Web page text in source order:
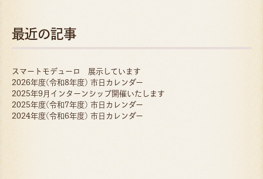
最近の記事
スマートモデューロ 展示しています
2026年度(令和8年度) 市日カレンダー
2025年9月インターンシップ開催いたします
2025年度(令和7年度) 市日カレンダー
2024年度(令和6年度) 市日カレンダー